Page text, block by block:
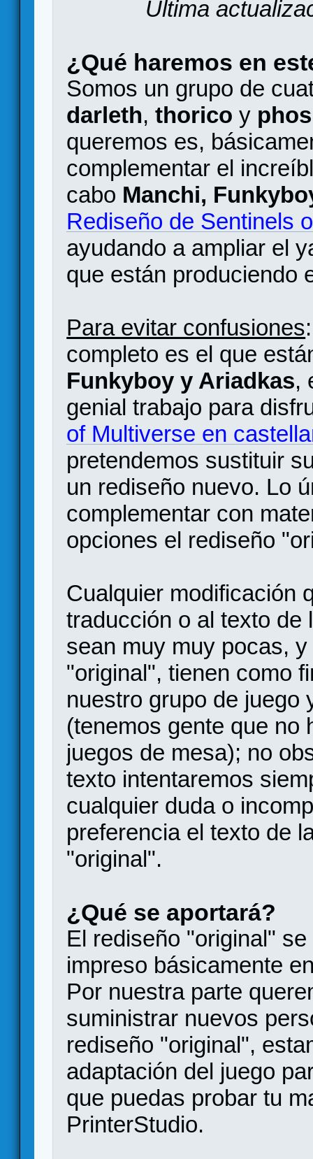
Última
¿Qué haremos en
Somos un grupo de
darleth,thorico y
queremos es,
complementar el
cabo Manchi,
Rediseño de Sentinels
ayudando a ampliar el
que están produciendo
Para evitar confusiones
completo es el que
Funkyboy y Ariadkas,
genial trabajo para
of Multiverse en
pretendemos sustituir
un rediseño nuevo. Lo
complementar con
opciones el rediseño
Cualquier modificación
traducción o al texto de
sean muy muy pocas,
"original", tienen como
nuestro grupo de juego
(tenemos gente que no
juegos de mesa); no
texto intentaremos
cualquier duda o
preferencia el texto de
"original".
¿Qué se aportará?
El rediseño "original"
impreso básicamente
Por nuestra parte
suministrar nuevos
rediseño "original",
adaptación del juego
que puedas probar tu
PrinterStudio.